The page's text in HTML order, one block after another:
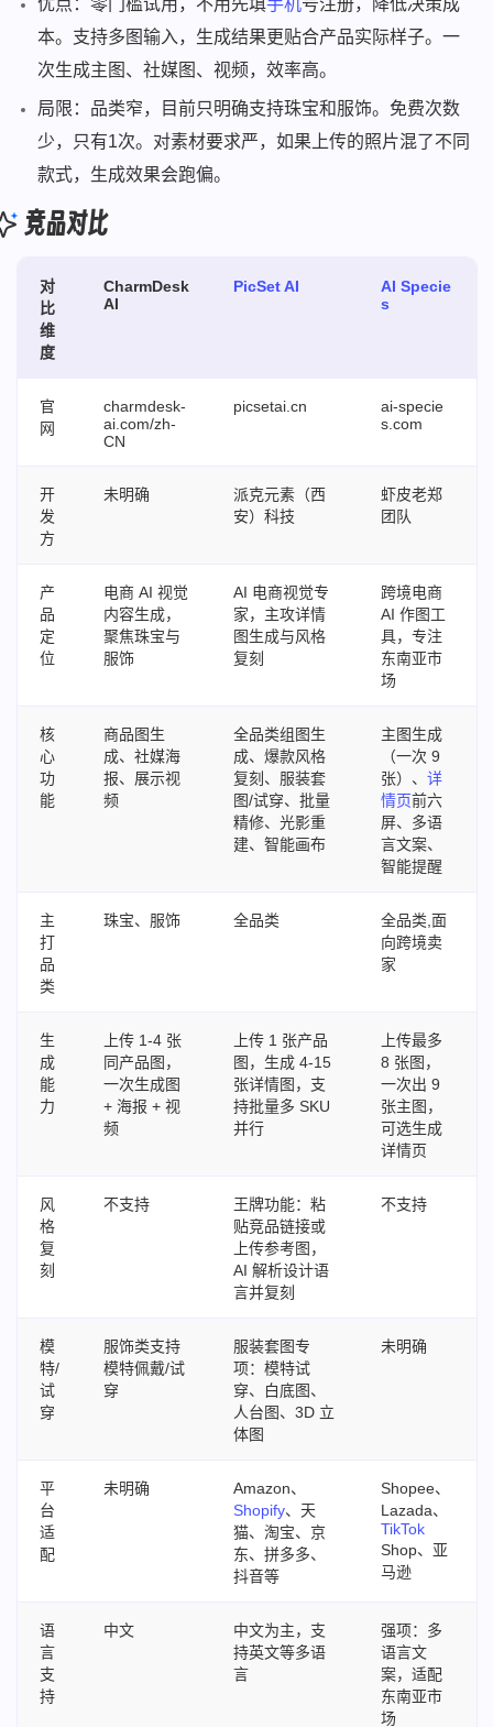
优点：零门槛试用，不用先填手机号注册，降低决策成
本。支持多图输入，生成结果更贴合产品实际样子。一
次生成主图、社媒图、视频，效率高。
局限：品类窄，目前只明确支持珠宝和服饰。免费次数
少，只有1次。对素材要求严，如果上传的照片混了不同
款式，生成效果会跑偏。
竞品对比
对
比
维
度
CharmDesk
AI
PicSet AI
AI Specie
s
官
网
charmdesk-
ai.com/zh-
CN
picsetai.cn
ai-specie
s.com
开
发
方
未明确
派克元素（西
安）科技
虾皮老郑
团队
产
品
定
位
电商 AI 视觉
内容生成，
聚焦珠宝与
服饰
AI 电商视觉专
家，主攻详情
图生成与风格
复刻
跨境电商
AI 作图工
具，专注
东南亚市
场
核
心
功
能
商品图生
成、社媒海
报、展示视
频
全品类组图生
成、爆款风格
复刻、服装套
图/试穿、批量
精修、光影重
建、智能画布
主图生成
（一次 9
张）、 详
情页前六
屏、多语
言文案、
智能提醒
主
打
品
类
珠宝、服饰 全品类
全品类,面
向跨境卖
家
生
成
能
力
上传 1-4 张
同产品图，
一次生成图
+ 海报 + 视
频
上传 1 张产品
图，生成 4-15
张详情图，支
持批量多 SKU
并行
上传最多
8 张图，
一次出 9
张主图，
可选生成
详情页
风
格
复
刻
不支持
王牌功能：粘
贴竞品链接或
上传参考图，
AI 解析设计语
言并复刻
不支持
模
特/
试
穿
服饰类支持
模特佩戴/试
穿
服装套图专
项：模特试
穿、白底图、
人台图、3D 立
体图
未明确
平
台
适
配
未明确
Amazon、
Shopify、天
猫、淘宝、京
东、拼多多、
抖音等
Shopee、
Lazada、
TikTok
Shop、亚
马逊
语
言
支
持
中文
中文为主，支
持英文等多语
言
强项：多
语言文
案，适配
东南亚市
场